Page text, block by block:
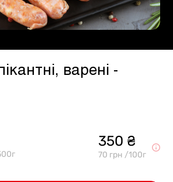
варені -
350 ₴
70 грн /100г